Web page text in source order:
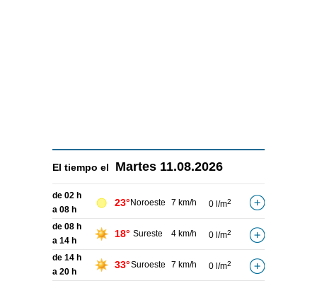
El tiempo el Martes 11.08.2026
de 02 h
a 08 h
23° Noroeste 7 km/h 0 l/m2
de 08 h
a 14 h
18° Sureste 4 km/h 0 l/m2
de 14 h
a 20 h
33°Suroeste 7 km/h 0 l/m2